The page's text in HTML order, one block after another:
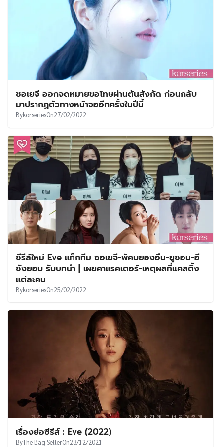
ซอเยจี ออกจดหมายขอโทษผ่านต้นสังกัด ก่อนกลับ
มาปรากฏตัวทางหน้าจออีกครั้งในปีนี้
BykorseriesOn27/02/2022
ซีรีส์ใหม่ Eve แท็กทีม ซอเยจี-พัคบยองอึน-ยูซอน-อี
ซังยอบ รับบทนำ | เผยคาแรคเตอร์-เหตุผลที่แคสติ้ง
แต่ละคน
BykorseriesOn25/02/2022
เรื่องย่อซีรีส์ : Eve (2022)
ByThe Bag SellerOn28/12/2021